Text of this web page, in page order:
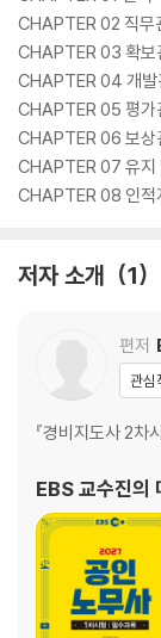
CHAPTER 02 직무
CHAPTER 03 확보
CHAPTER 04 개발
CHAPTER 05 평가
CHAPTER 06 보상
CHAPTER 07 유지
CHAPTER 08 인적
저자 소개 1
편저
관심
『경비지도사 2차
EBS 교수진의